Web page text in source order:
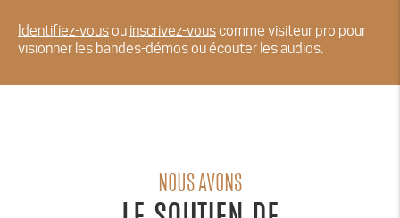
Identifiez-vousou inscrivez-vouscomme visiteur pro pour
visionner les bandes-démos ou écouter les audios.
NOUS AVONS